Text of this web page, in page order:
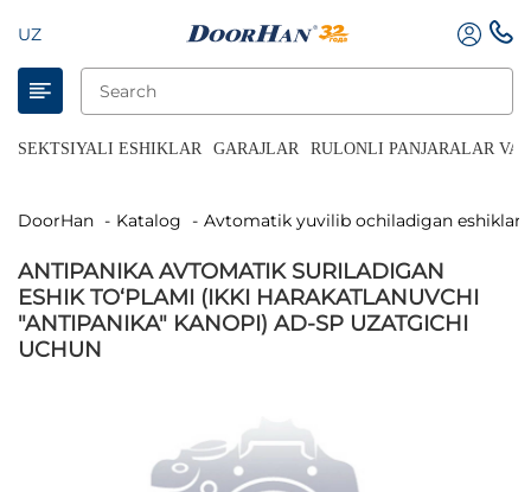
UZ
SEKTSIYALI ESHIKLAR GARAJLAR RULONLI PANJARALAR VA
DoorHan Katalog Avtomatik yuvilib ochiladigan eshiklar
ANTIPANIKA AVTOMATIK SURILADIGAN
ESHIK TO‘PLAMI (IKKI HARAKATLANUVCHI
"ANTIPANIKA" KANOPI) AD-SP UZATGICHI
UCHUN